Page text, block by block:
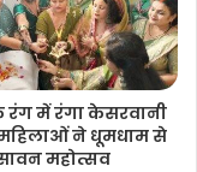
में रंगा केसरवानी
ने धूमधाम से
महोत्सव